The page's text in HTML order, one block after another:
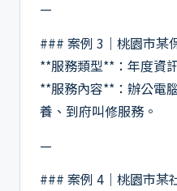
—
### 案例 3｜桃園市某
**服務類型**：年度資
**服務內容**：辦公電
養、到府叫修服務。
—
### 案例 4｜桃園市某